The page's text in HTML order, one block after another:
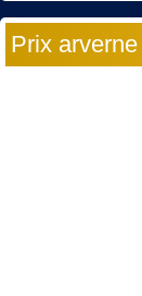
Prix arverne